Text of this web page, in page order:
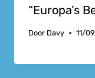
“Europa’s
Door Davy 11/